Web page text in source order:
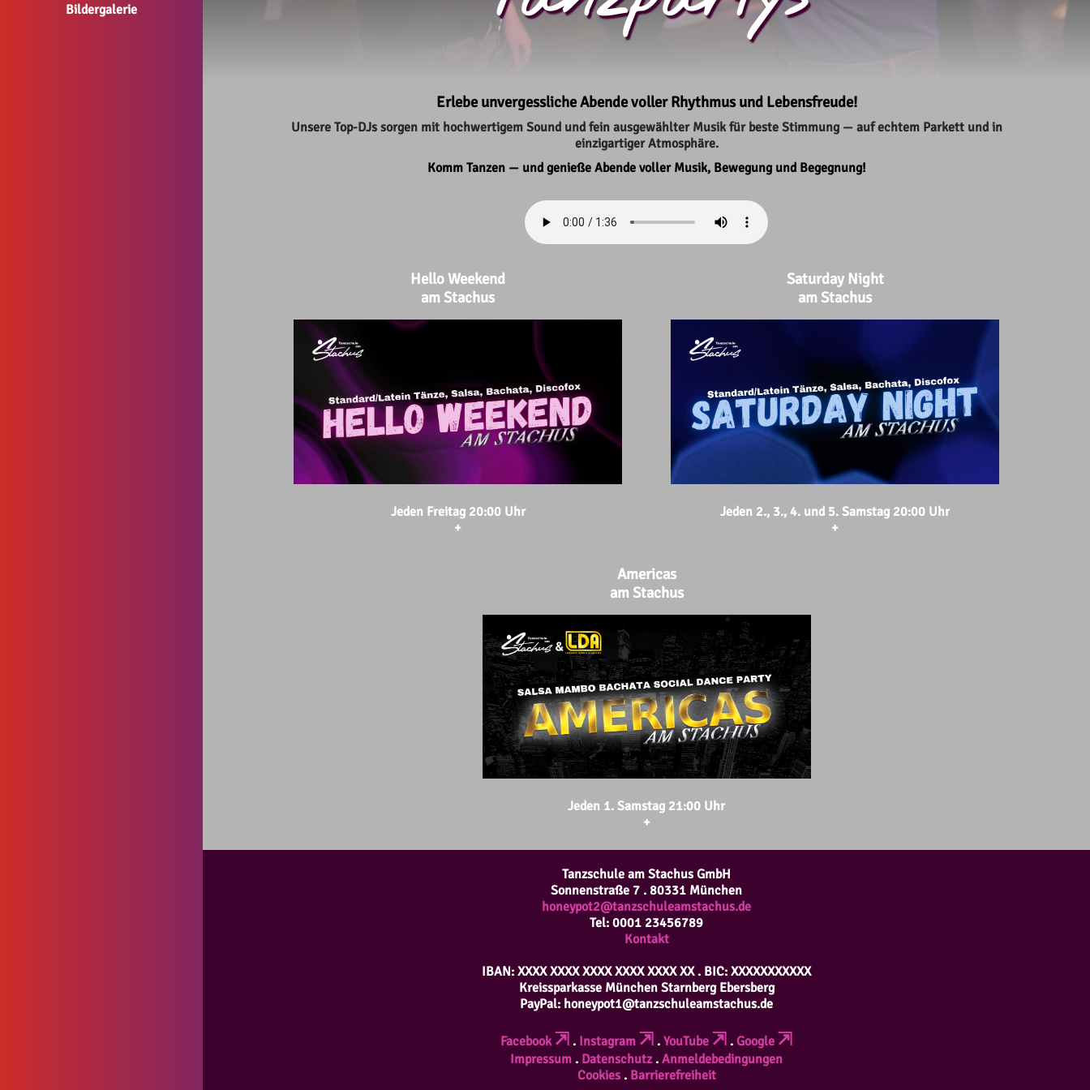
Bildergalerie
Erlebe unvergessliche Abende voller Rhythmus und Lebensfreude!
Unsere Top-DJs sorgen mit hochwertigem Sound und fein ausgewählter Musik für beste Stimmung — auf echtem Parkett und in
einzigartiger Atmosphäre.
Komm Tanzen — und genieße Abende voller Musik, Bewegung und Begegnung!
Hello Weekend
am Stachus
Jeden Freitag 20:00 Uhr
+
Saturday Night
am Stachus
Jeden 2., 3., 4. und 5. Samstag 20:00 Uhr
+
Americas
am Stachus
Jeden 1. Samstag 21:00 Uhr
+
Tanzschule am Stachus GmbH
Sonnenstraße 7 . 80331 München
honeypot2@tanzschuleamstachus.de
Tel: 0001 23456789
Kontakt
IBAN: XXXX XXXX XXXX XXXX XXXX XX . BIC: XXXXXXXXXXX
Kreissparkasse München Starnberg Ebersberg
PayPal: honeypot1@tanzschuleamstachus.de
Facebook⇱ . Instagram ⇱ . YouTube ⇱ . Google ⇱
Impressum . Datenschutz. Anmeldebedingungen
Cookies. Barrierefreiheit